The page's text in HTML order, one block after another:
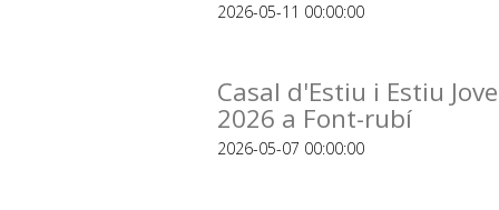
2026-05-11 00:00:00
Casal d'Estiu i Estiu Jove
2026 a Font-rubí
2026-05-07 00:00:00